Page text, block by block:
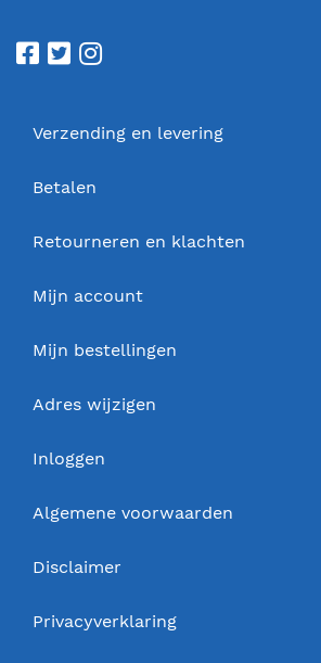
Verzending en levering
Betalen
Retourneren en klachten
Mijn account
Mijn bestellingen
Adres wijzigen
Inloggen
Algemene voorwaarden
Disclaimer
Privacyverklaring